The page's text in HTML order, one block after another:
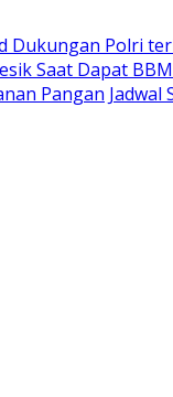
Dukungan Polri
Saat Dapat
Pangan Jadwal